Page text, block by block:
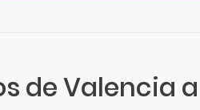
de Valencia